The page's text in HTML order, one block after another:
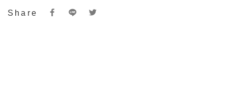
Share